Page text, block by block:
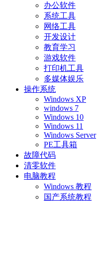
办公软件
系统工具
网络工具
开发设计
教育学习
游戏软件
打印机工具
多媒体娱乐
操作系统
Windows XP
windows 7
Windows 10
Windows 11
Windows Server
PE工具箱
故障代码
清零软件
电脑教程
Windows 教程
国产系统教程